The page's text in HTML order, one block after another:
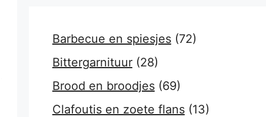
Barbecue en spiesjes(72)
Bittergarnituur(28)
Brood en broodjes(69)
Clafoutis en zoete flans(13)